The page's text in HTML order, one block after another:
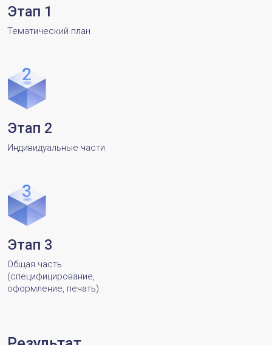
Этап 1
Тематический план
Этап 2
Индивидуальные части
Этап 3
Общая часть
(специфицирование,
оформление, печать)